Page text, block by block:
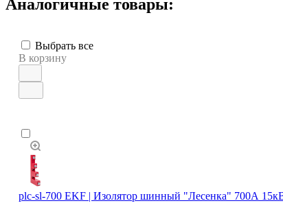
Аналогичные товары:
Выбрать все
В корзину
plc-sl-700 EKF | Изолятор шинный "Лесенка" 700А